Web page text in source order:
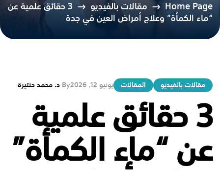
Home Page مقالات بالفيديو
3 حقائق علمية عن
“ماء الكمأة” وعلاج أمراض العين في جدة
مقالات بالفيديو المقالات يونيو 12, 2026 By د. محمد حنتيرة
3 حقائق علمية
عن “ماء الكمأة”